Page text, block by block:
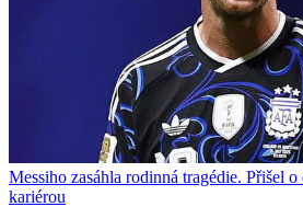
Messiho zasáhla rodinná tragédie. Přišel
kariérou